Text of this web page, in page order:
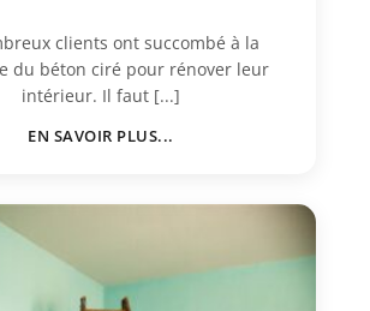
clients ont succombé à la
du béton ciré pour rénover leur
intérieur. Il faut [...]
EN SAVOIR PLUS...